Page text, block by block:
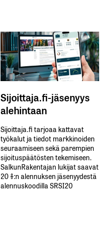
Sijoittaja.fi-jäsenyys
alehintaan
Sijoittaja.fi tarjoaa kattavat
työkalut ja tiedot markkinoiden
seuraamiseen sekä parempien
sijoituspäätösten tekemiseen.
SalkunRakentajan lukijat saavat
20 %:n alennuksen jäsenyydestä
alennuskoodilla SRSI20